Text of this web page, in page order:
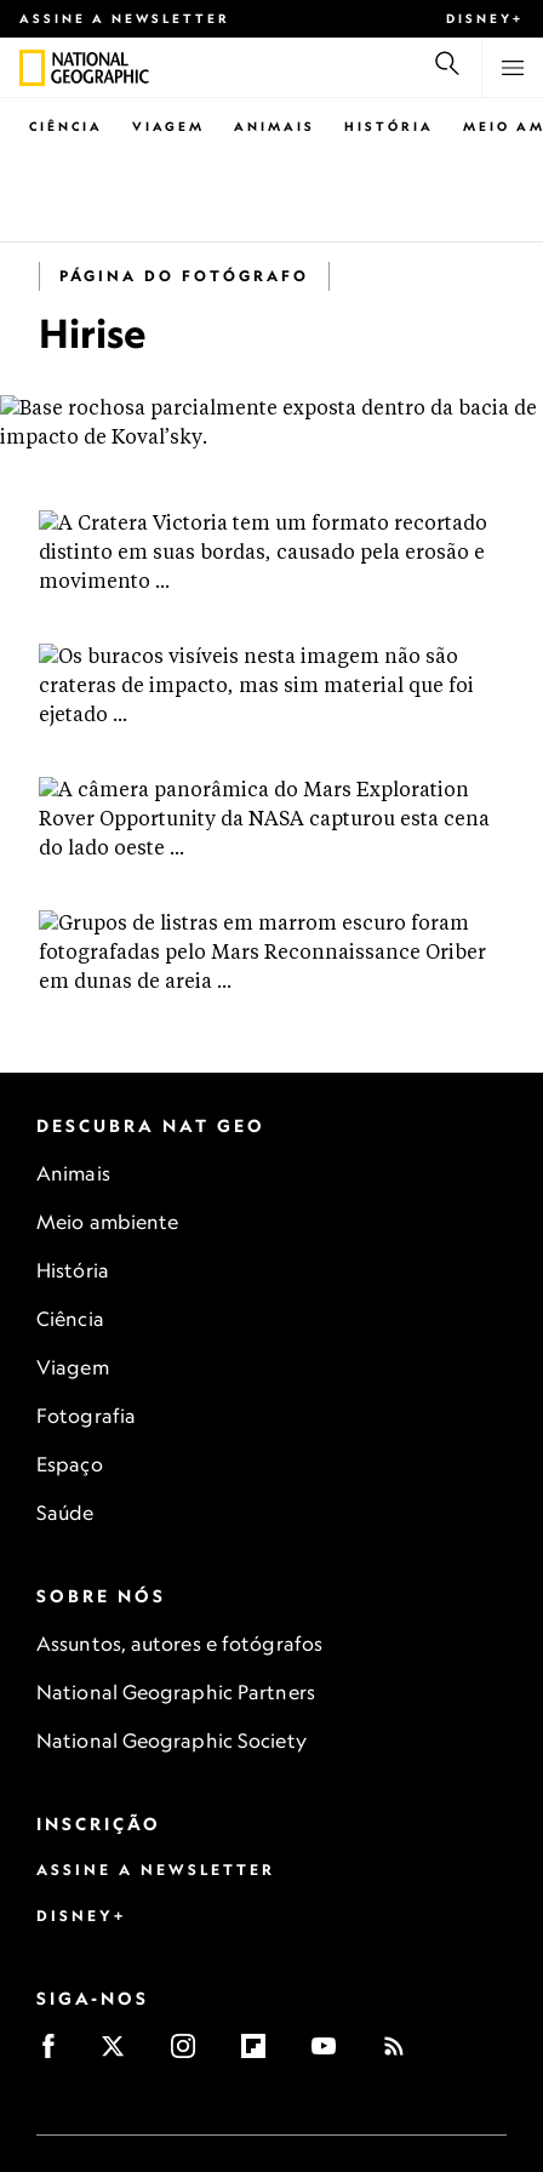
ASSINE A NEWSLETTER DISNEY+
CIÊNCIA VIAGEM ANIMAIS HISTÓRIA MEIO
PÁGINA DO FOTÓGRAFO
Hirise
DESCUBRA NAT GEO
Animais
Meio ambiente
História
Ciência
Viagem
Fotografia
Espaço
Saúde
SOBRE NÓS
Assuntos, autores e fotógrafos
National Geographic Partners
National Geographic Society
INSCRIÇÃO
ASSINE A NEWSLETTER
DISNEY+
SIGA-NOS